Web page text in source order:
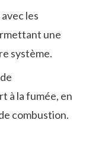
les
une
système.
à la fumée, en
combustion.